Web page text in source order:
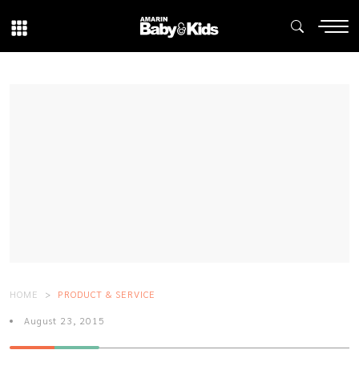
HOME PRODUCT & SERVICE
August 23, 2015